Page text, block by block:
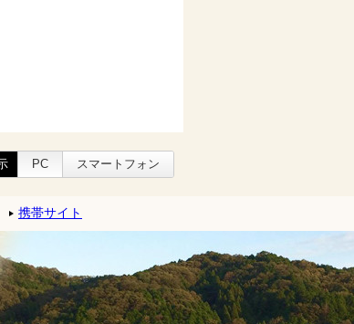
PC スマートフォン
携帯サイト